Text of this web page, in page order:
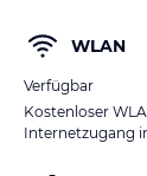
WLAN
Verfügbar
Kostenloser
Internetzugang